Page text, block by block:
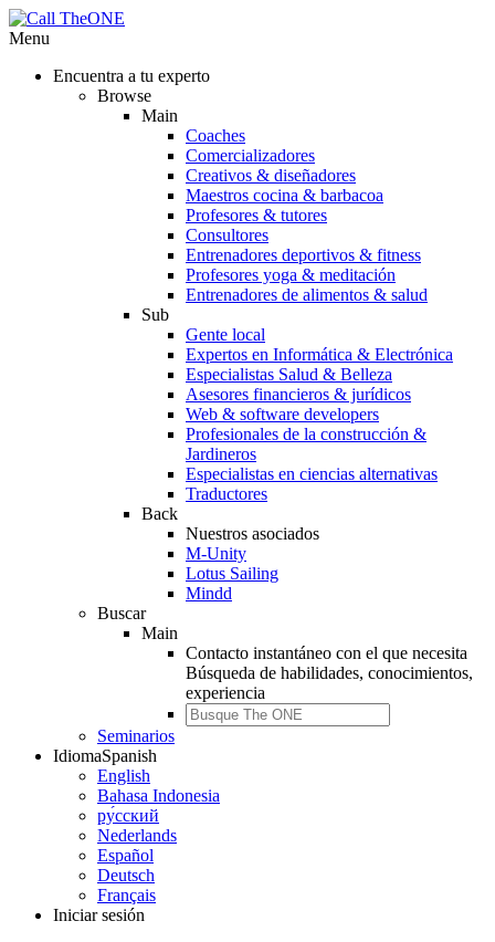
Menu
Encuentra a tu experto
Browse
Main
Coaches
Comercializadores
Creativos & diseñadores
Maestros cocina & barbacoa
Profesores & tutores
Consultores
Entrenadores deportivos & fitness
Profesores yoga & meditación
Entrenadores de alimentos & salud
Sub
Gente local
Expertos en Informática & Electrónica
Especialistas Salud & Belleza
Asesores financieros & jurídicos
Web & software developers
Profesionales de la construcción &
Jardineros
Especialistas en ciencias alternativas
Traductores
Back
Nuestros asociados
M-Unity
Lotus Sailing
Mindd
Buscar
Main
Contacto instantáneo con el que necesita
Búsqueda de habilidades, conocimientos,
experiencia
Seminarios
IdiomaSpanish
English
Bahasa Indonesia
ру́сский
Nederlands
Español
Deutsch
Français
Iniciar sesión